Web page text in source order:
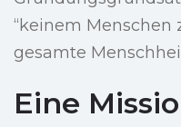
“keinem Menschen
gesamte
Eine